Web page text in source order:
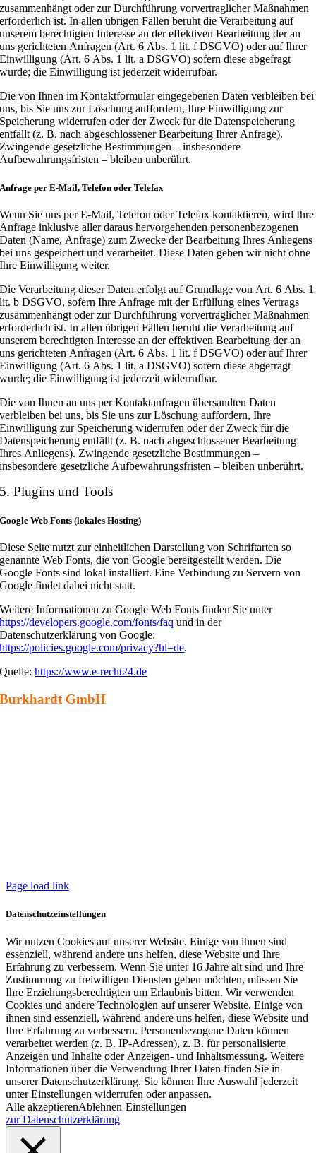
zusammenhängt oder zur Durchführung vorvertraglicher Maßnahmen
erforderlich ist. In allen übrigen Fällen beruht die Verarbeitung auf
unserem berechtigten Interesse an der effektiven Bearbeitung der an
uns gerichteten Anfragen (Art. 6 Abs. 1 lit. f DSGVO) oder auf Ihrer
Einwilligung (Art. 6 Abs. 1 lit. a DSGVO) sofern diese abgefragt
wurde; die Einwilligung ist jederzeit widerrufbar.
Die von Ihnen im Kontaktformular eingegebenen Daten verbleiben bei
uns, bis Sie uns zur Löschung auffordern, Ihre Einwilligung zur
Speicherung widerrufen oder der Zweck für die Datenspeicherung
entfällt (z. B. nach abgeschlossener Bearbeitung Ihrer Anfrage).
Zwingende gesetzliche Bestimmungen – insbesondere
Aufbewahrungsfristen – bleiben unberührt.
Anfrage per E-Mail, Telefon oder Telefax
Wenn Sie uns per E-Mail, Telefon oder Telefax kontaktieren, wird Ihre
Anfrage inklusive aller daraus hervorgehenden personenbezogenen
Daten (Name, Anfrage) zum Zwecke der Bearbeitung Ihres Anliegens
bei uns gespeichert und verarbeitet. Diese Daten geben wir nicht ohne
Ihre Einwilligung weiter.
Die Verarbeitung dieser Daten erfolgt auf Grundlage von Art. 6 Abs. 1
lit. b DSGVO, sofern Ihre Anfrage mit der Erfüllung eines Vertrags
zusammenhängt oder zur Durchführung vorvertraglicher Maßnahmen
erforderlich ist. In allen übrigen Fällen beruht die Verarbeitung auf
unserem berechtigten Interesse an der effektiven Bearbeitung der an
uns gerichteten Anfragen (Art. 6 Abs. 1 lit. f DSGVO) oder auf Ihrer
Einwilligung (Art. 6 Abs. 1 lit. a DSGVO) sofern diese abgefragt
wurde; die Einwilligung ist jederzeit widerrufbar.
Die von Ihnen an uns per Kontaktanfragen übersandten Daten
verbleiben bei uns, bis Sie uns zur Löschung auffordern, Ihre
Einwilligung zur Speicherung widerrufen oder der Zweck für die
Datenspeicherung entfällt (z. B. nach abgeschlossener Bearbeitung
Ihres Anliegens). Zwingende gesetzliche Bestimmungen –
insbesondere gesetzliche Aufbewahrungsfristen – bleiben unberührt.
5. Plugins und Tools
Google Web Fonts (lokales Hosting)
Diese Seite nutzt zur einheitlichen Darstellung von Schriftarten so
genannte Web Fonts, die von Google bereitgestellt werden. Die
Google Fonts sind lokal installiert. Eine Verbindung zu Servern von
Google findet dabei nicht statt.
Weitere Informationen zu Google Web Fonts finden Sie unter
https://developers.google.com/fonts/faq und in der
Datenschutzerklärung von Google:
https://policies.google.com/privacy?hl=de.
Quelle:https://www.e-recht24.de
Burkhardt GmbH
Page load link
Datenschutzeinstellungen
Wir nutzen Cookies auf unserer Website. Einige von ihnen sind
essenziell, während andere uns helfen, diese Website und Ihre
Erfahrung zu verbessern. Wenn Sie unter 16 Jahre alt sind und Ihre
Zustimmung zu freiwilligen Diensten geben möchten, müssen Sie
Ihre Erziehungsberechtigten um Erlaubnis bitten. Wir verwenden
Cookies und andere Technologien auf unserer Website. Einige von
ihnen sind essenziell, während andere uns helfen, diese Website und
Ihre Erfahrung zu verbessern. Personenbezogene Daten können
verarbeitet werden (z. B. IP-Adressen), z. B. für personalisierte
Anzeigen und Inhalte oder Anzeigen- und Inhaltsmessung. Weitere
Informationen über die Verwendung Ihrer Daten finden Sie in
unserer Datenschutzerklärung. Sie können Ihre Auswahl jederzeit
unter Einstellungen widerrufen oder anpassen.
Alle akzeptierenAblehnen Einstellungen
zur Datenschutzerklärung